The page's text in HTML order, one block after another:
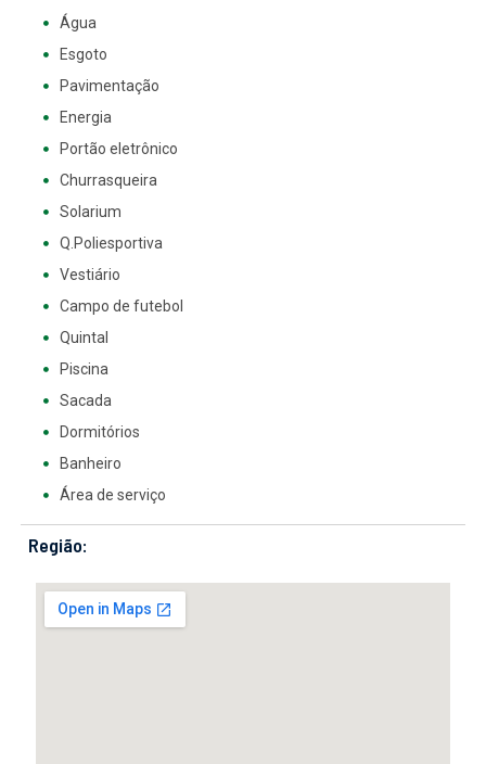
Água
Esgoto
Pavimentação
Energia
Portão eletrônico
Churrasqueira
Solarium
Q.Poliesportiva
Vestiário
Campo de futebol
Quintal
Piscina
Sacada
Dormitórios
Banheiro
Área de serviço
Região: